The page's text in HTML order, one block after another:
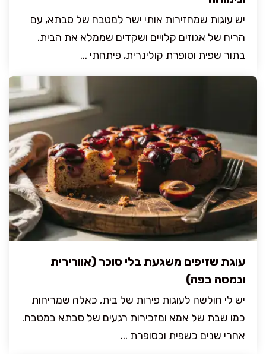
יש עוגות שמחזירות אותי ישר למטבח של סבתא, עם
הריח של אגוזים קלויים ושקדים שממלא את הבית.
בתור שפית וסופרת קולינרית, פיתחתי ...
עוגת שזיפים משגעת בלי סוכר (אוורירית
ונמסה בפה)
יש לי חולשה לעוגות פירות של בית, כאלה שמריחות
כמו שבת של אמא ומזכירות רגעים של סבתא במטבח.
אחרי שנים כשפית וכסופרת ...